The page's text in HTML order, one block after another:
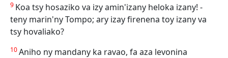
9 Koa tsy hosaziko va izy amin'izany heloka izany! -
teny marin'ny Tompo; ary izay firenena toy izany va
tsy hovaliako?
10Aniho ny mandany ka ravao, fa aza levonina